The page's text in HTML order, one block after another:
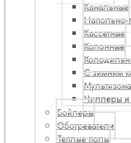
Канальные
Напольно-
Кассетные
Колонные
С зимним
Чиллеры
Бойлеры
Обогреватели
Теплые полы